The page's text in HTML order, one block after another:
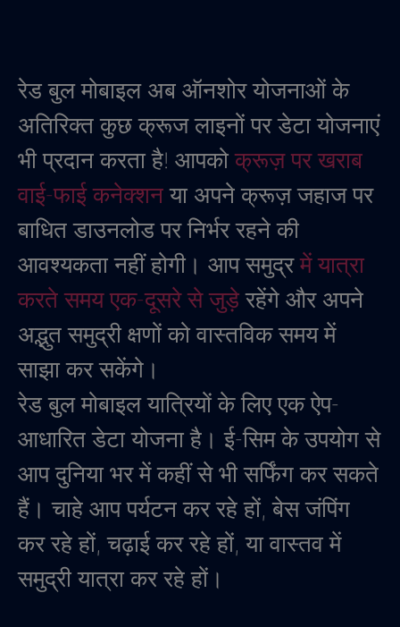
रेड बुल मोबाइल अब ऑनशोर योजनाओं के
अतिरिक्त कुछ क्रूज लाइनों पर डेटा योजनाएं
भी प्रदान करता है! आपकोक्रूज़ पर खराब
वाई-फाई कनेक्शन या अपने क्रूज़ जहाज पर
बाधित डाउनलोड पर निर्भर रहने की
आवश्यकता नहीं होगी। आप समुद्रमें यात्रा
करते समय एक-दूसरे से जुड़े रहेंगे और अपने
अद्भुत समुद्री क्षणों को वास्तविक समय में
साझा कर सकेंगे।
रेड बुल मोबाइल यात्रियों के लिए एक ऐप-
आधारित डेटा योजना है। ई-सिम के उपयोग से
आप दुनिया भर में कहीं से भी सर्फिंग कर सकते
हैं। चाहे आप पर्यटन कर रहे हों, बेस जंपिंग
कर रहे हों, चढ़ाई कर रहे हों, या वास्तव में
समुद्री यात्रा कर रहे हों।